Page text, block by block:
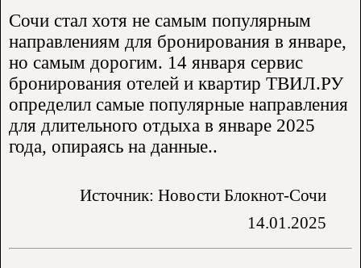
Сочи стал хотя не самым популярным
направлениям для бронирования в январе,
но самым дорогим. 14 января сервис
бронирования отелей и квартир ТВИЛ.РУ
определил самые популярные направления
для длительного отдыха в январе 2025
года, опираясь на данные..
Источник: Новости Блокнот-Сочи
14.01.2025